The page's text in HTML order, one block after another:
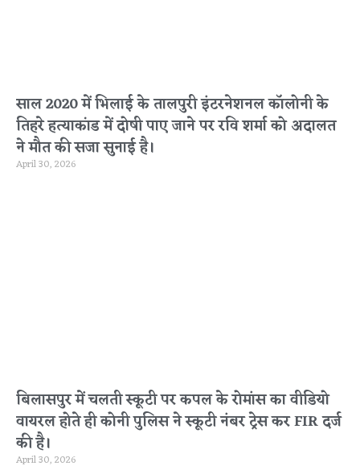
साल 2020 में भिलाई के तालपुरी इंटरनेशनल कॉलोनी के
तिहरे हत्याकांड में दोषी पाए जाने पर रवि शर्मा को अदालत
ने मौत की सजा सुनाई है।
April 30, 2026
बिलासपुर में चलती स्कूटी पर कपल के रोमांस का वीडियो
वायरल होते ही कोनी पुलिस ने स्कूटी नंबर ट्रेस कर FIR दर्ज
की है।
April 30, 2026